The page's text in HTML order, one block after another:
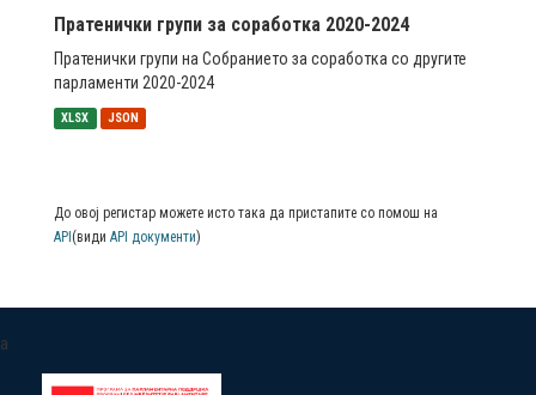
Пратенички групи за соработка 2020-2024
Пратенички групи на Собранието за соработка со другите
парламенти 2020-2024
XLSX JSON
До овој регистар можете исто така да пристапите со помош на
API (види API документи)
a